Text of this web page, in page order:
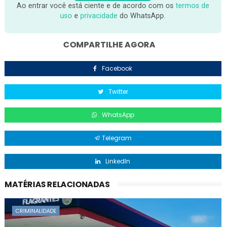
Ao entrar você está ciente e de acordo com os termos de
uso eprivacidade do WhatsApp.
COMPARTILHE AGORA
Facebook
Twitter
WhatsApp
Telegram
LinkedIn
MATÉRIAS RELACIONADAS
CRIMINALIDADE